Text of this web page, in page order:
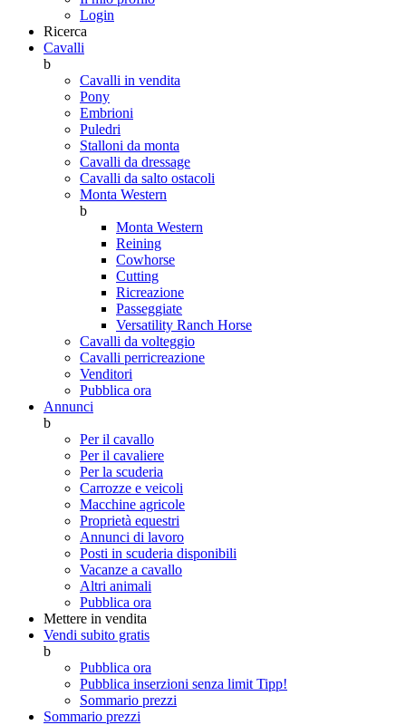
Login
Ricerca
Cavalli
b
Cavalli in vendita
Pony
Embrioni
Puledri
Stalloni da monta
Cavalli da dressage
Cavalli da salto ostacoli
Monta Western
b
Monta Western
Reining
Cowhorse
Cutting
Ricreazione
Passeggiate
Versatility Ranch Horse
Cavalli da volteggio
Cavalli perricreazione
Venditori
Pubblica ora
Annunci
b
Per il cavallo
Per il cavaliere
Per la scuderia
Carrozze e veicoli
Macchine agricole
Proprietà equestri
Annunci di lavoro
Posti in scuderia disponibili
Vacanze a cavallo
Altri animali
Pubblica ora
Mettere in vendita
Vendi subito gratis
b
Pubblica ora
Pubblica inserzioni senza limit Tipp!
Sommario prezzi
Sommario prezzi